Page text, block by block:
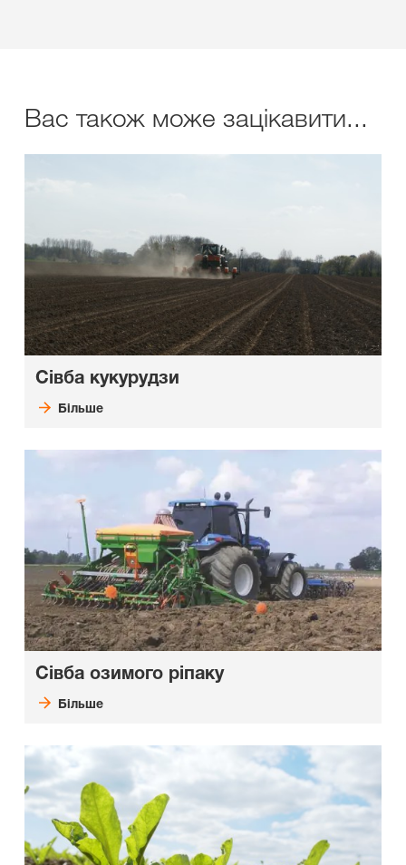
Вас також може зацікавити...
Сівба кукурудзи
Більше
Сівба озимого ріпаку
Більше